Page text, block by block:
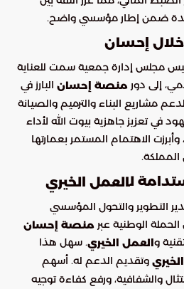
ضمن إطار مؤسسي واضح.
إحسان
مجلس إدارة جمعية سمت للعناية
إلى دور منصة إحسان البارز في
مشاريع البناء والترميم والصيانة
في تعزيز جاهزية بيوت الله لأداء
وأبرزت الاهتمام المستمر بعمارتها
لالعمل الخيري
التطوير والتحول المؤسسي
الوطنية عبر منصة إحسان
والعمل الخيري. سهل هذا
وتقديم الدعم له. أسهم
والشفافية، ورفع كفاءة توجيه